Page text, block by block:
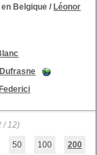
en Belgique / Léonor
/ 12)
50 100 200